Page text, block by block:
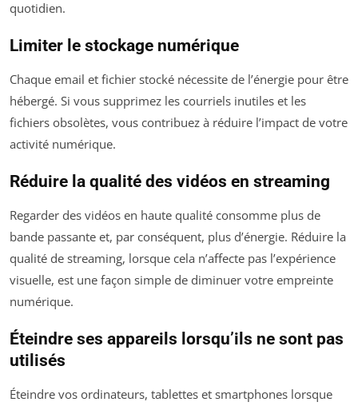
quotidien.
Limiter le stockage numérique
Chaque email et fichier stocké nécessite de l’énergie pour être
hébergé. Si vous supprimez les courriels inutiles et les
fichiers obsolètes, vous contribuez à réduire l’impact de votre
activité numérique.
Réduire la qualité des vidéos en streaming
Regarder des vidéos en haute qualité consomme plus de
bande passante et, par conséquent, plus d’énergie. Réduire la
qualité de streaming, lorsque cela n’affecte pas l’expérience
visuelle, est une façon simple de diminuer votre empreinte
numérique.
Éteindre ses appareils lorsqu’ils ne sont pas
utilisés
Éteindre vos ordinateurs, tablettes et smartphones lorsque